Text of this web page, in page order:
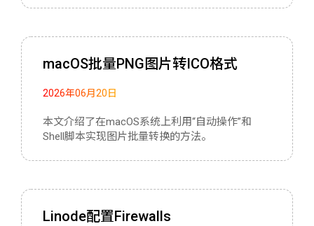
macOS批量PNG图片转ICO格式
2026年06月20日
本文介绍了在macOS系统上利用“自动操作”和
Shell脚本实现图片批量转换的方法。
Linode配置Firewalls